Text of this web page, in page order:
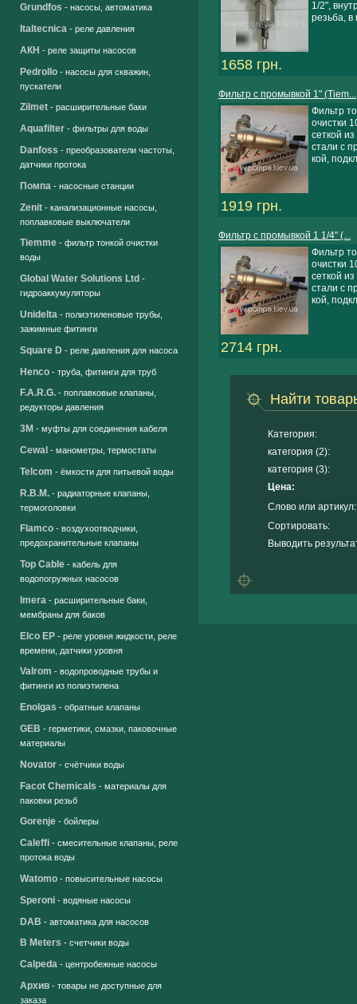
Grundfos - насосы, автоматика
Italtecnica - реле давления
АКН - реле защиты насосов
Pedrollo - насосы для скважин,
пускатели
Zilmet - расширительные баки
Aquafilter - фильтры для воды
Danfoss - преобразователи частоты,
датчики протока
Помпа - насосные станции
Zenit - канализационные насосы,
поплавковые выключатели
Tiemme - фильтр тонкой очистки
воды
Global Water Solutions Ltd -
гидроаккумуляторы
Unidelta - полиэтиленовые трубы,
зажимные фитинги
Square D - реле давления для насоса
Henco - труба, фитинги для труб
F.A.R.G. - поплавковые клапаны,
редукторы давления
3M - муфты для соединения кабеля
Cewal - манометры, термостаты
Telcom - ёмкости для питьевой воды
R.B.M. - радиаторные клапаны,
термоголовки
Flamco - воздухоотводчики,
предохранительные клапаны
Top Cable - кабель для
водопогружных насосов
Imera - расширительные баки,
мембраны для баков
Elco EP - реле уровня жидкости, реле
времени, датчики уровня
Valrom - водопроводные трубы и
фитинги из полиэтилена
Enolgas - обратные клапаны
GEB - герметики, смазки, паковочные
материалы
Novator - счётчики воды
Facot Chemicals - материалы для
паковки резьб
Gorenje - бойлеры
Caleffi - смесительные клапаны, реле
протока воды
Watomo - повысительные насосы
Speroni - водяные насосы
DAB - автоматика для насосов
B Meters - счетчики воды
Calpeda - центробежные насосы
Архив - товары не доступные для
заказа
1/2",
резьба, в
1658 грн.
Фильтр с промывкой 1" (Tiem...
Фильтр
очистки
сеткой
стали с
кой,
1919 грн.
Фильтр с промывкой 1 1/4" (...
Фильтр
очистки
сеткой
стали с
кой,
2714 грн.
Найти
Категория:
категория (2):
категория (3):
Цена:
Слово или артикул:
Сортировать:
Выводить